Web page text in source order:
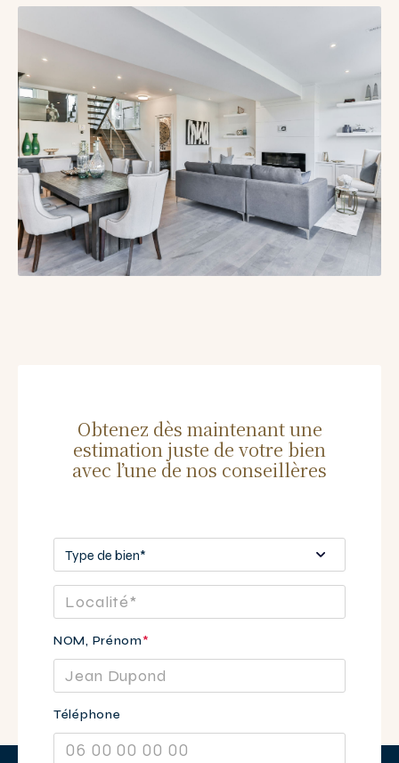
Obtenez dès maintenant une
estimation juste de votre bien
avec l’une de nos conseillères
NOM, Prénom*
Téléphone